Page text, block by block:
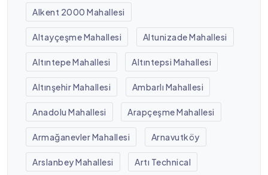
Alkent 2000 Mahallesi
Altayçeşme Mahallesi Altunizade Mahallesi
Altıntepe Mahallesi Altıntepsi Mahallesi
Altınşehir Mahallesi Ambarlı Mahallesi
Anadolu Mahallesi Arapçeşme Mahallesi
Armağanevler Mahallesi Arnavutköy
Arslanbey Mahallesi Artı Technical